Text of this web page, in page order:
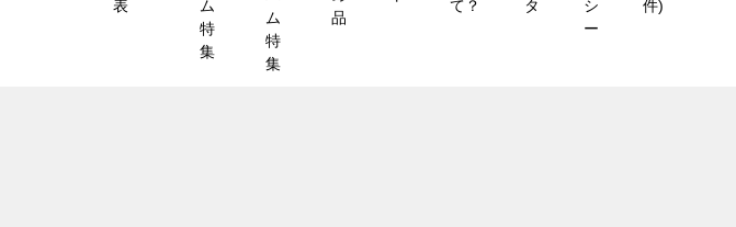
表
ム
特
集
ム
特
集
品
て？
タ
シ
ー
件)